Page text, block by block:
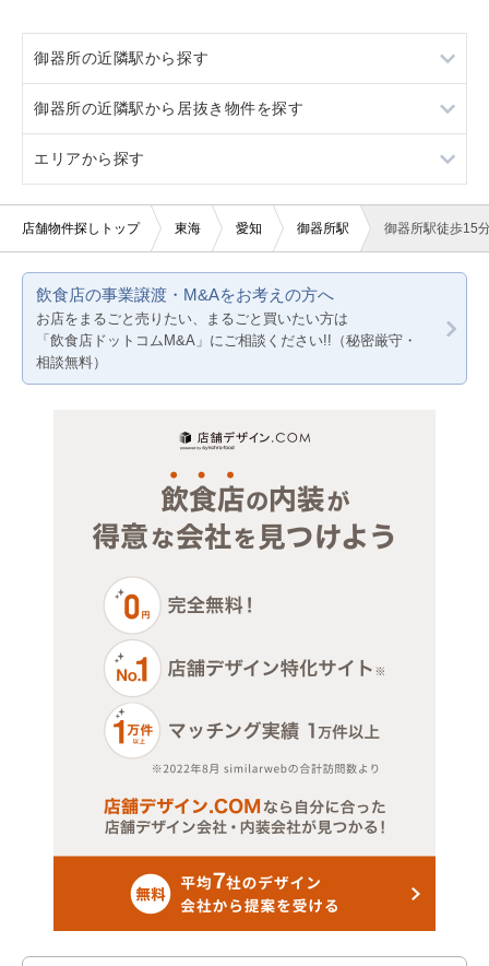
御器所の近隣駅から探す
桜山
吹上
瑞穂区役所
御器所の近隣駅から居抜き物件を探す
桜山
吹上
今池
エリアから探す
愛知
岐阜
三重
店舗物件探しトップ 東海 愛知 御器所駅 御器所駅徒歩15
飲食店の事業譲渡・M&Aをお考えの方へ
お店をまるごと売りたい、まるごと買いたい方は
「飲食店ドットコムM&A」にご相談ください!!（秘密厳守・
相談無料）